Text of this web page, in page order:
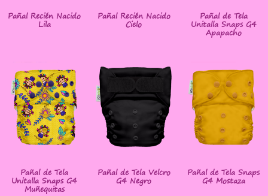
Pañal Recién Nacido
Lila
Pañal Recién Nacido
Cielo
Pañal de Tela
Unitalla Snaps G4
Apapacho
Pañal de Tela
Unitalla Snaps G4
Muñequitas
Pañal de Tela Velcro
G4 Negro
Pañal de Tela Snaps
G4 Mostaza